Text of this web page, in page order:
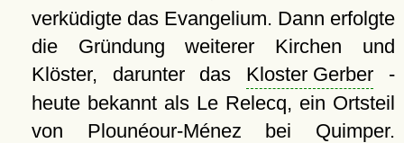
verküdigte das Evangelium. Dann erfolgte
die Gründung weiterer Kirchen und
Klöster, darunter das Kloster Gerber -
heute bekannt als Le Relecq, ein Ortsteil
von Plounéour-Ménez bei Quimper.